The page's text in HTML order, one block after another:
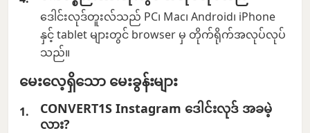
ဒေါင်းလုဒ်တူးလ်သည် PC၊ Mac၊ Android၊ iPhone
နှင့် tablet များတွင် browser မှ တိုက်ရိုက်အလုပ်လုပ်
သည်။
မေးလေ့ရှိသော မေးခွန်းများ
CONVERT1S Instagram ဒေါင်းလုဒ် အခမဲ့
လား?